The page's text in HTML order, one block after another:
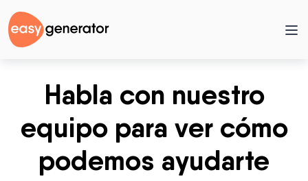
Habla con nuestro
equipo para ver cómo
podemos ayudarte